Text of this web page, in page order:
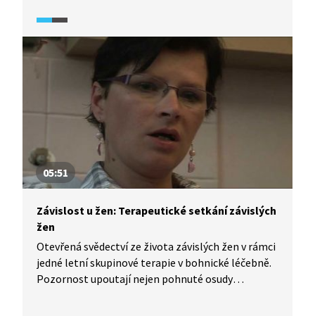
s Elou, nesouhlasí. Ela, která svou sestru celé
dětství vnímala jako svůj vzor, se pokouší udělat
v situaci jasno s pomocí rodinných konstelací
a doufá, že najde dostatek síly vzdorovat sestře.
Vybojuje si Ela svou abstinencí dceru zpět?
05:51
Závislost u žen: Terapeutické setkání závislých
žen
Otevřená svědectví ze života závislých žen v rámci
jedné letní skupinové terapie v bohnické léčebně.
Pozornost upoutají nejen pohnuté osudy